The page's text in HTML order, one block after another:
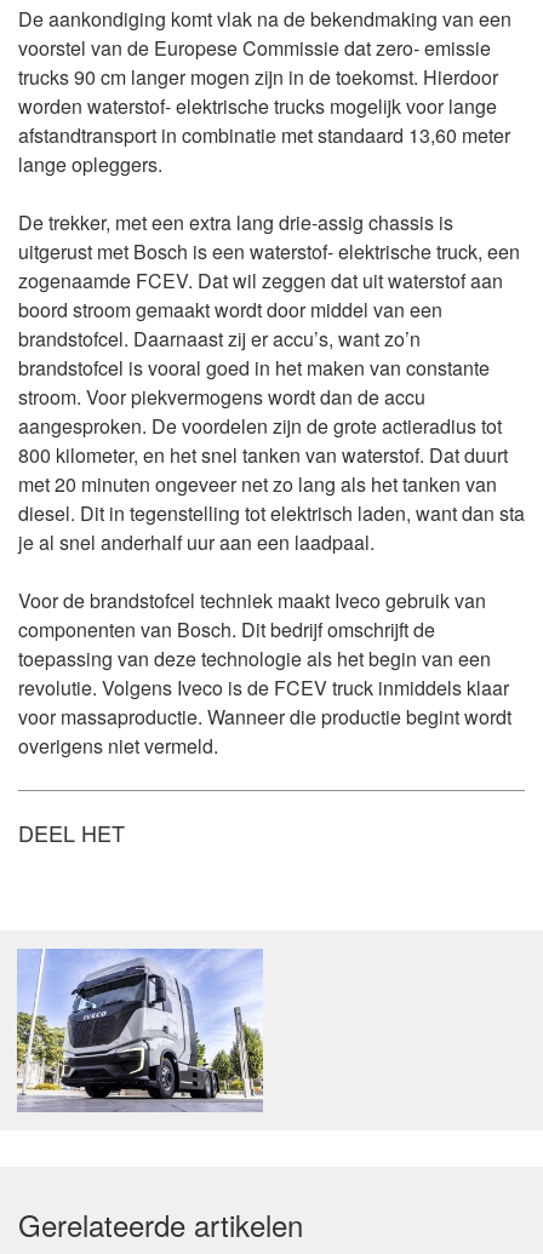
De aankondiging komt vlak na de bekendmaking van een
voorstel van de Europese Commissie dat zero- emissie
trucks 90 cm langer mogen zijn in de toekomst. Hierdoor
worden waterstof- elektrische trucks mogelijk voor lange
afstandtransport in combinatie met standaard 13,60 meter
lange opleggers.
De trekker, met een extra lang drie-assig chassis is
uitgerust met Bosch is een waterstof- elektrische truck, een
zogenaamde FCEV. Dat wil zeggen dat uit waterstof aan
boord stroom gemaakt wordt door middel van een
brandstofcel. Daarnaast zij er accu’s, want zo’n
brandstofcel is vooral goed in het maken van constante
stroom. Voor piekvermogens wordt dan de accu
aangesproken. De voordelen zijn de grote actieradius tot
800 kilometer, en het snel tanken van waterstof. Dat duurt
met 20 minuten ongeveer net zo lang als het tanken van
diesel. Dit in tegenstelling tot elektrisch laden, want dan sta
je al snel anderhalf uur aan een laadpaal.
Voor de brandstofcel techniek maakt Iveco gebruik van
componenten van Bosch. Dit bedrijf omschrijft de
toepassing van deze technologie als het begin van een
revolutie. Volgens Iveco is de FCEV truck inmiddels klaar
voor massaproductie. Wanneer die productie begint wordt
overigens niet vermeld.
DEEL HET
Gerelateerde artikelen